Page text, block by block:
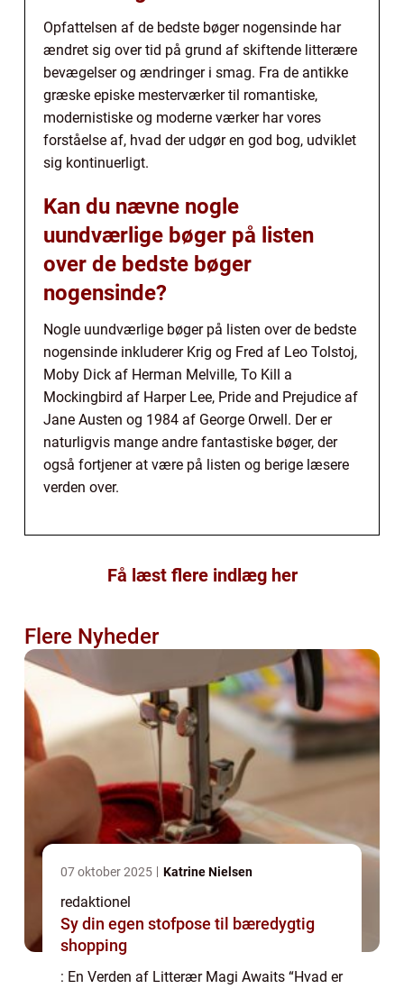
Opfattelsen af de bedste bøger nogensinde har
ændret sig over tid på grund af skiftende litterære
bevægelser og ændringer i smag. Fra de antikke
græske episke mesterværker til romantiske,
modernistiske og moderne værker har vores
forståelse af, hvad der udgør en god bog, udviklet
sig kontinuerligt.
Kan du nævne nogle
uundværlige bøger på listen
over de bedste bøger
nogensinde?
Nogle uundværlige bøger på listen over de bedste
nogensinde inkluderer Krig og Fred af Leo Tolstoj,
Moby Dick af Herman Melville, To Kill a
Mockingbird af Harper Lee, Pride and Prejudice af
Jane Austen og 1984 af George Orwell. Der er
naturligvis mange andre fantastiske bøger, der
også fortjener at være på listen og berige læsere
verden over.
Få læst flere indlæg her
Flere Nyheder
07 oktober 2025 Katrine Nielsen
redaktionel
Sy din egen stofpose til bæredygtig
shopping
: En Verden af Litterær Magi Awaits “Hvad er